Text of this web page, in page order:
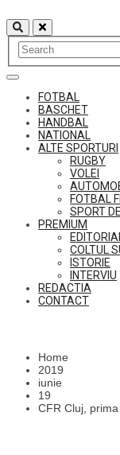
to
content
FOTBAL
BASCHET
HANDBAL
NATIONAL
ALTE SPORTURI
RUGBY
VOLEI
FOTBAL
SPORT
PREMIUM
COLTUL
ISTORIE
INTERVIU
REDACTIA
CONTACT
Home
2019
iunie
19
CFR Cluj,